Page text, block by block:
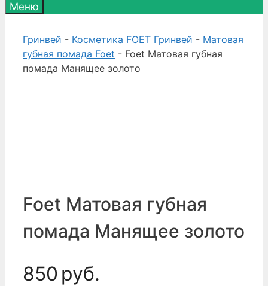
Меню
Гринвей - Косметика FOET Гринвей - Матовая
губная помада Foet - Foet Матовая губная
помада Манящее золото
Foet Матовая губная
помада Манящее золото
850 руб.